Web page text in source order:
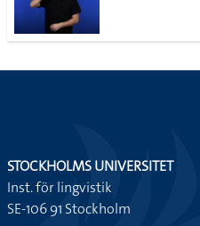
STOCKHOLMS UNIVERSITET
Inst. för lingvistik
SE-106 91 Stockholm